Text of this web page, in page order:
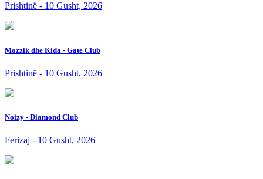
Prishtinë - 10 Gusht, 2026
Mozzik dhe Kida - Gate Club
Prishtinë - 10 Gusht, 2026
Noizy - Diamond Club
Ferizaj - 10 Gusht, 2026